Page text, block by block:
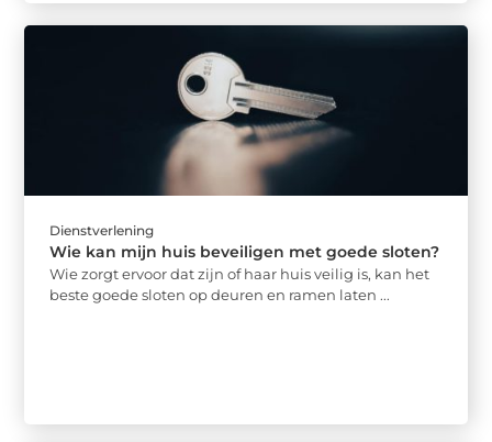
Dienstverlening
Wie kan mijn huis beveiligen met goede sloten?
Wie zorgt ervoor dat zijn of haar huis veilig is, kan het
beste goede sloten op deuren en ramen laten ...